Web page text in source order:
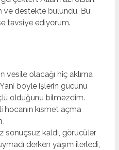
ve destekte bulundu. Bu
tavsiye ediyorum.
vesile olacağı hiç aklıma
böyle işlerin gücünü
olduğunu bilmezdim.
hocanın kısmet açma
sonuçsuz kaldı, görücüler
derken yaşım ilerledi,